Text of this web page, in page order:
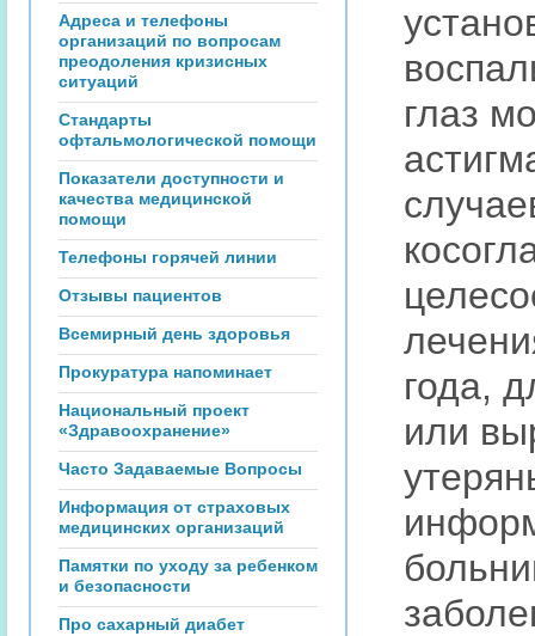
Адреса и телефоны
организаций по вопросам
преодоления кризисных
ситуаций
Стандарты
офтальмологической помощи
Показатели доступности и
качества медицинской
помощи
Телефоны горячей линии
Отзывы пациентов
Всемирный день здоровья
Прокуратура напоминает
Национальный проект
«Здравоохранение»
Часто Задаваемые Вопросы
Информация от страховых
медицинских организаций
Памятки по уходу за ребенком
и безопасности
Про сахарный диабет
глаз
года,
или